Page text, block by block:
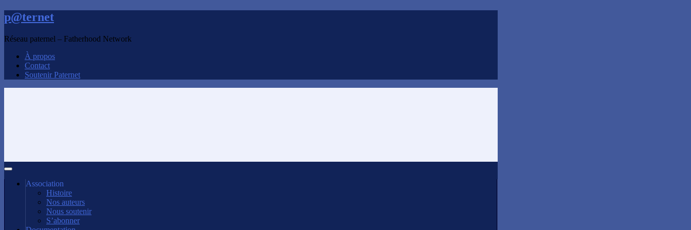
p@ternet
Réseau paternel – Fatherhood Network
À propos
Contact
Soutenir Paternet
Association
Histoire
Nos auteurs
Nous soutenir
S’abonner